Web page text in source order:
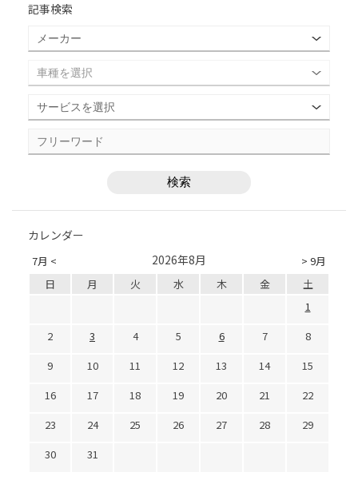
記事検索
カレンダー
7月 < > 9月
2026年8月
日 月 火 水 木 金
土
1
2
3 4 5 6 7
8
9
10 11 12 13 14
15
16
17 18 19 20 21
22
23
24 25 26 27 28
29
30
31